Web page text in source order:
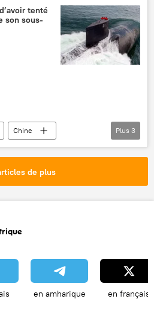
tenté
son sous-
Chine
Chine méridionale
Plus 3
de plus
en amharique en français